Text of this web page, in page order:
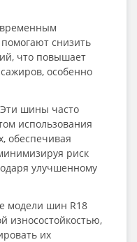
снизить
что повышает
особенно
Эти шины часто
использования
обеспечивая
риск
улучшенному
модели шин R18
износостойкостью,
их